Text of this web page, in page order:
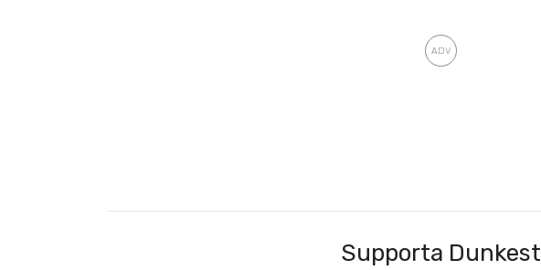
Supporta Dunkest